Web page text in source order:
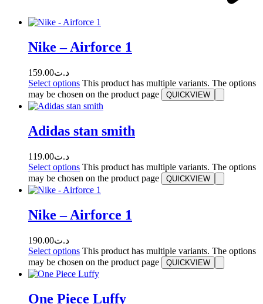
Nike – Airforce 1
د.ت159.00
Select options This product has multiple variants. The options
may be chosen on the product page
QUICKVIEW
Adidas stan smith
د.ت119.00
Select options This product has multiple variants. The options
may be chosen on the product page
QUICKVIEW
Nike – Airforce 1
د.ت190.00
Select options This product has multiple variants. The options
may be chosen on the product page
QUICKVIEW
One Piece Luffy